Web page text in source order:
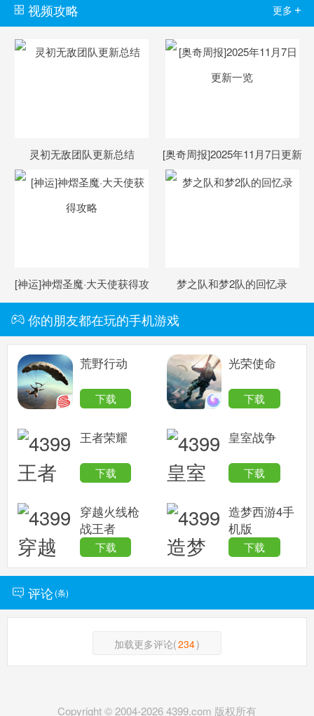
视频攻略 更多 +
灵初无敌团队更新总结
[奥奇周报]2025年11月7日更新
一览
[神运]神熠圣魔·大天使获得攻
梦之队和梦2队的回忆录
你的朋友都在玩的手机游戏
荒野行动
下载
光荣使命
下载
王者荣耀
下载
皇室战争
下载
穿越火线枪
战王者
下载
造梦西游4手
机版
下载
评论(条)
加载更多评论(234)
Copyright © 2004-20264399.com 版权所有